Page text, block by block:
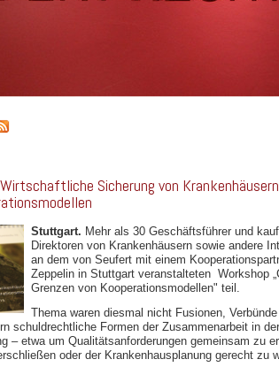
Sicherung von
Stuttgart. Mehr als 30 Geschäftsführer und
Direktoren von Krankenhäusern sowie andere
an dem von Seufert mit einem
Zeppelin in Stuttgart veranstalteten Workshop
Grenzen von Kooperationsmodellen" teil.
Thema waren diesmal nicht Fusionen,
schuldrechtliche Formen der Zusammenarbeit in
– etwa um Qualitätsanforderungen gemeinsam zu
oder der Krankenhausplanung gerecht zu